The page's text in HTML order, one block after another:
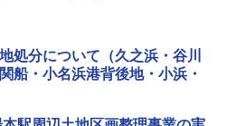
処分について（久之浜・谷川
船・小名浜港背後地・小浜・